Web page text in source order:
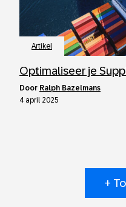
Artikel
Optimaliseer je
door Ralph Bazelmans
4 april 2025
+